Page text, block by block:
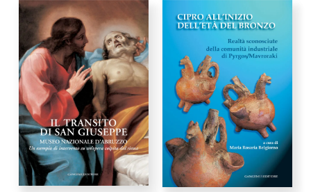
Sanna Antonello
Giancarlo,Garau Chiara,
Bartolomucci Carla,Carillo
Saverio,D'Aprile Marina,
Montinari Stefano,Fiorani
Donatella,Siddi Cesarina,
Serafini Lucia, Fiengo
Giuseppe,Kirova Tatiana K.,
Cadinu Marco ,Abis
Emanuela, Giannattasio
Caterina,Sanjust Paolo,
Perez Arroyo Salvador,
Bruno Andrea,Corti Enrico,
Carmassi Massimo,Pitzalis
Efisio,Varagnoli Claudio,
Guerriero Luigi,Musso
Stefano F.,Vassallo Eugenio,
Garberini Anna Paola